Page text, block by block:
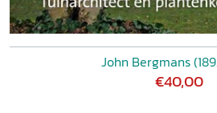
John Bergmans
€40,00